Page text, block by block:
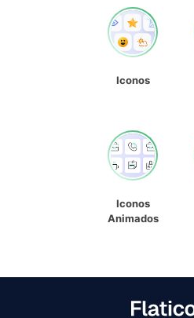
Iconos
Iconos
Animados